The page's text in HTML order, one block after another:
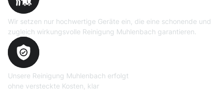
Wir setzen nur hochwertige Geräte ein, die eine schonende und
zugleich wirkungsvolle Reinigung Muhlenbach garantieren.
Unsere Reinigung Muhlenbach erfolgt
ohne versteckte Kosten, klar